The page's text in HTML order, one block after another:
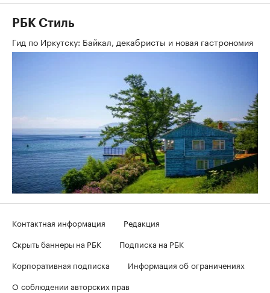
РБК Стиль
Гид по Иркутску: Байкал, декабристы и новая гастрономия
Контактная информация
Редакция
Скрыть баннеры на РБК
Подписка на РБК
Корпоративная подписка
Информация об ограничениях
О соблюдении авторских прав